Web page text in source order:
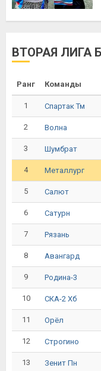
ВТОРАЯ ЛИГА
Ранг Команды
1 Спартак Тм
2 Волна
3 Шумбрат
4 Металлург
5 Салют
6 Сатурн
7 Рязань
8 Авангард
9 Родина-3
10 СКА-2 Хб
11 Орёл
12 Строгино
13 Зенит Пн